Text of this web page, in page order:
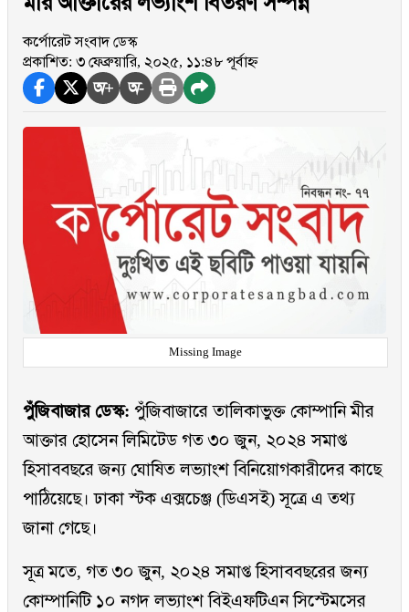
কর্পোরেট সংবাদ ডেস্ক
প্রকাশিত: ৩ ফেব্রুয়ারি, ২০২৫, ১১:৪৮ পূর্বাহ্ন
অ+ অ-
Missing Image
পুঁজিবাজার ডেস্ক: পুঁজিবাজারে তালিকাভুক্ত কোম্পানি মীর
আক্তার হোসেন লিমিটেড গত ৩০ জুন, ২০২৪ সমাপ্ত
হিসাববছরে জন্য ঘোষিত লভ্যাংশ বিনিয়োগকারীদের কাছে
পাঠিয়েছে। ঢাকা স্টক এক্সচেঞ্জ (ডিএসই) সূত্রে এ তথ্য
জানা গেছে।
সূত্র মতে, গত ৩০ জুন, ২০২৪ সমাপ্ত হিসাববছরের জন্য
কোম্পানিটি ১০ নগদ লভ্যাংশ বিইএফটিএন সিস্টেমসের